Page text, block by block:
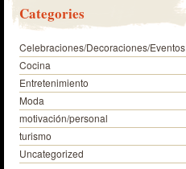
Categories
Celebraciones/Decoraciones/Eventos
Cocina
Entretenimiento
Moda
motivación/personal
turismo
Uncategorized